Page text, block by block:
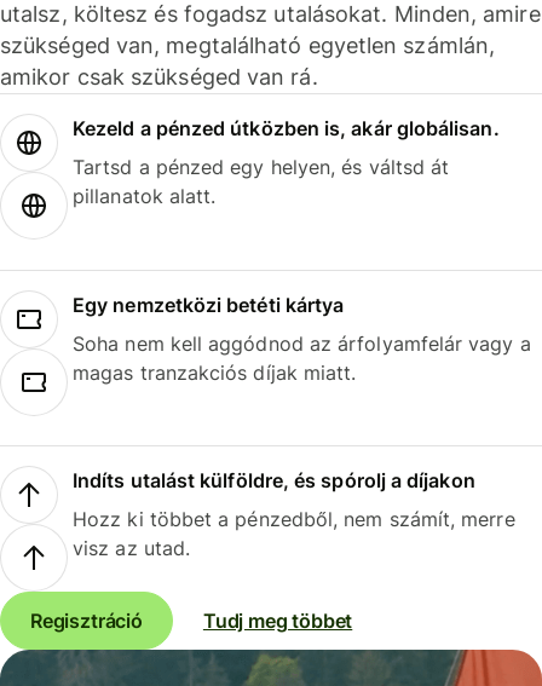
utalsz, költesz és fogadsz utalásokat. Minden, amire
szükséged van, megtalálható egyetlen számlán,
amikor csak szükséged van rá.
Kezeld a pénzed útközben is, akár globálisan.
Tartsd a pénzed egy helyen, és váltsd át
pillanatok alatt.
Egy nemzetközi betéti kártya
Soha nem kell aggódnod az árfolyamfelár vagy a
magas tranzakciós díjak miatt.
Indíts utalást külföldre, és spórolj a díjakon
Hozz ki többet a pénzedből, nem számít, merre
visz az utad.
Regisztráció Tudj meg többet